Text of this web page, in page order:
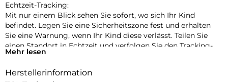
Echtzeit-Tracking:
Mit nur einem Blick sehen Sie sofort, wo sich Ihr Kind
befindet. Legen Sie eine Sicherheitszone fest und erhalten
Sie eine Warnung, wenn Ihr Kind diese verlässt. Teilen Sie
einen Standort in Echtzeit und verfolgen Sie den Tracking-
Verlauf auf Ihrem Smartphone.
Hochauflösende 2MP-Kamera:
Mehr lesen
Herstellerinformation